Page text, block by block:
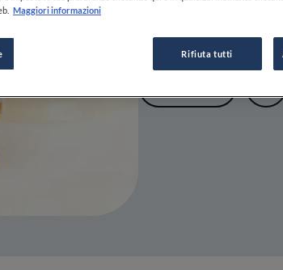
Maggiori informazioni
Rifiuta tutti